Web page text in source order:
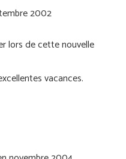
2002
lors de cette nouvelle
vacances.